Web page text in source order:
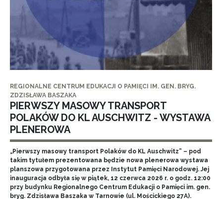
REGIONALNE CENTRUM EDUKACJI O PAMIĘCI IM. GEN. BRYG.
ZDZISŁAWA BASZAKA
PIERWSZY MASOWY TRANSPORT
POLAKÓW DO KL AUSCHWITZ - WYSTAWA
PLENEROWA
„Pierwszy masowy transport Polaków do KL Auschwitz” – pod
takim tytułem prezentowana będzie nowa plenerowa wystawa
planszowa przygotowana przez Instytut Pamięci Narodowej. Jej
inauguracja odbyła się w piątek, 12 czerwca 2026 r. o godz. 12:00
przy budynku Regionalnego Centrum Edukacji o Pamięci im. gen.
bryg. Zdzisława Baszaka w Tarnowie (ul. Mościckiego 27A).